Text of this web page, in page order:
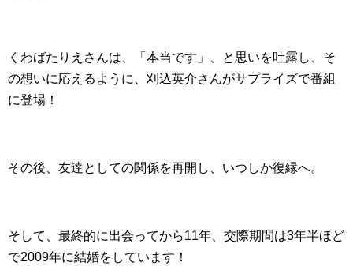
くわばたりえさんは、「本当です」、と思いを吐露し、そ
の想いに応えるように、刈込英介さんがサプライズで番組
に登場！
その後、友達としての関係を再開し、いつしか復縁へ。
そして、最終的に出会ってから11年、交際期間は3年半ほど
で2009年に結婚をしています！